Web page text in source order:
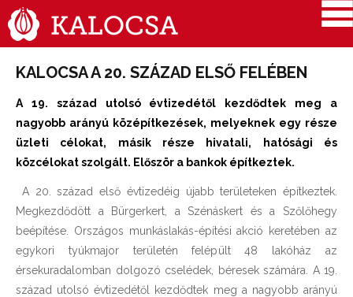
KALOCSA A 20. SZÁZAD ELSŐ FELÉBEN
A 19. század utolsó évtizedétől kezdődtek meg a
nagyobb arányú középítkezések, melyeknek egy része
üzleti célokat, másik része hivatali, hatósági és
közcélokat szolgált. Először a bankok építkeztek.
A 20. század első évtizedéig újabb területeken építkeztek.
Megkezdődött a Bürgerkert, a Szénáskert és a Szőlőhegy
beépítése. Országos munkáslakás-építési akció keretében az
egykori tyúkmajor területén felépült 48 lakóház az
érsekuradalomban dolgozó cselédek, béresek számára. A 19.
század utolsó évtizedétől kezdődtek meg a nagyobb arányú